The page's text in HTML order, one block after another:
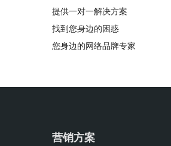
提供一对一解决方案
找到您身边的困惑
您身边的网络品牌专家
营销方案